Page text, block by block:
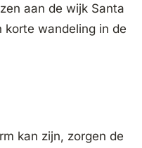
aan de wijk Santa
korte wandeling in de
kan zijn, zorgen de